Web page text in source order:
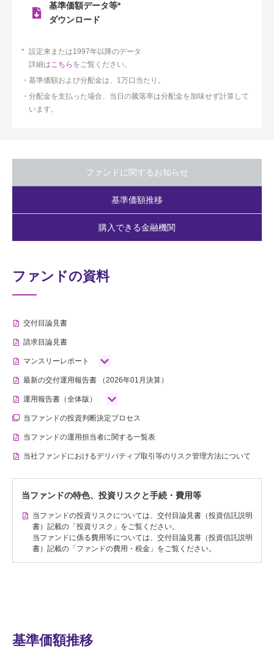
基準価額データ等*
ダウンロード
設定来または1997年以降のデータ
詳細はこちら をご覧ください。
基準価額および分配金は、1万口当たり。
分配金を支払った場合、当日の騰落率は分配金を加味せず計算して
います。
ファンドに関するお知らせ
基準価額推移
購入できる金融機関
ファンドの資料
交付目論見書
請求目論見書
マンスリーレポート
最新の交付運用報告書 （2026年01月決算）
運用報告書（全体版）
当ファンドの投資判断決定プロセス
当ファンドの運用担当者に関する一覧表
当社ファンドにおけるデリバティブ取引等のリスク管理方法について
当ファンドの特色、投資リスクと手続・費用等
当ファンドの投資リスクについては、交付目論見書（投資信託説明
書）記載の「投資リスク」をご覧ください。
当ファンドに係る費用等については、交付目論見書（投資信託説明
書）記載の「ファンドの費用・税金」をご覧ください。
基準価額推移